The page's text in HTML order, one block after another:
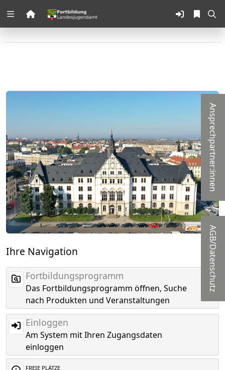
Zuklappen
Loading
Loading
Loading Ansprechpartner:innen
AGB/Datenschutz
Ihre Navigation
Fortbildungsprogramm
Das Fortbildungsprogramm öffnen, Suche
nach Produkten und Veranstaltungen
Einloggen
Am System mit Ihren Zugangsdaten
einloggen
FREIE PLÄTZE